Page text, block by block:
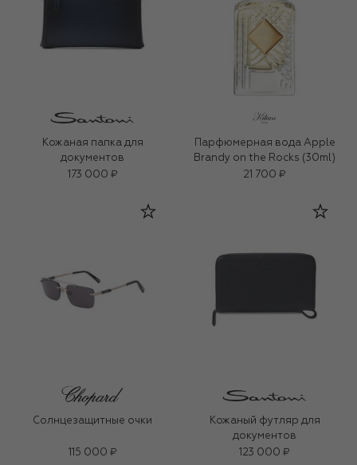
Кожаная папка для
документов
173 000 ₽
Парфюмерная вода Apple
Brandy on the Rocks (30ml)
21 700 ₽
Солнцезащитные очки
115 000 ₽
Кожаный футляр для
документов
123 000 ₽